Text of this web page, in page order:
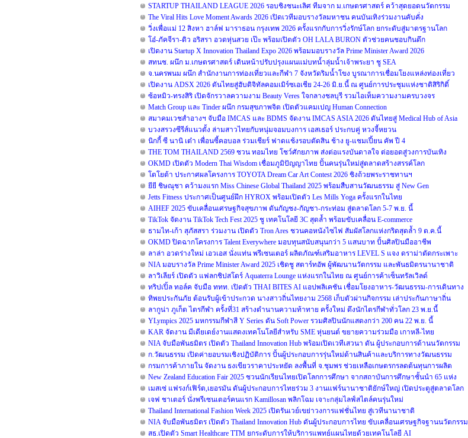
STARTUP THAILAND LEAGUE 2026 รอบชิงชนะเลิศ ทีมจาก ม.เกษตรศาสตร์ คว้าสุดยอดนวัตกรรม
The Viral Hits Love Moment Awards 2026 เปิดเวทีมอบรางวัลมหาชน คนบันเทิงร่วมงานคับคั่ง
วิ่งเพื่อแม่ 12 สิงหา ฮาล์ฟ มาราธอน กรุงเทพ 2026 ครั้งแรกกับการวิ่งรักษ์โลก ยกระดับสู่มาตรฐานโลก
โอ๋-ภัคจีรา-ดิว อริสรา อวดหุ่นสวย เป๊ะ พร้อมเปิดตัว OH LALA BURON ตัวช่วยคนชอบกินดึก
เปิดงาน Startup X Innovation Thailand Expo 2026 พร้อมมอบรางวัล Prime Minister Award 2026
สทนช. ผนึก ม.เกษตรศาสตร์ เดินหน้าปรับปรุงแผนแม่บทน้ำลุ่มน้ำเจ้าพระยา ชู SEA
จ.นครพนม ผนึก สำนักงานการท่องเที่ยวและกีฬา 7 จังหวัดริมน้ำโขง บูรณาการเชื่อมโยงแหล่งท่องเที่ยว
เปิดงาน ADSX 2026 ดันไทยสู่ฮับดิจิทัลคอมเมิร์ซเอเชีย 24-26 มิ.ย.นี้ ณ ศูนย์การประชุมแห่งชาติสิริกิติ์
ซ้อหมิว-ทรงสิริ เปิดจักรวาลความงาม Beauty Veres ใจกลางชลบุรี รวมไอเท็มความงามครบวงจร
Match Group และ Tinder ผนึก กรมสุขภาพจิต เปิดตัวแคมเปญ Human Connection
สมาคมเวชสำอางฯ จับมือ IMCAS และ BDMS จัดงาน IMCAS ASIA 2026 ดันไทยสู่ Medical Hub of Asia
บวงสรวงซีรีส์แนวตั้ง ล่ามสาวไทยกับหนุ่มจอมบงการ เอสเธอร์ ประกบคู่ หวงจี้หยวน
นิกกี้ ซี นานิ เต๋า เพื่อนซี้คอบอล ร่วมเชียร์ ฟาดแช้งรอบตัดสิน ช้าง ยู-แชมเปี้ยน คัพ ปี 4
THE TOM THAILAND 2569 ชวน ทอมไทย โชว์ศักยภาพ ส่งต่อแรงบันดาลใจ ต่อยอดสู่วงการบันเทิง
OKMD เปิดตัว Modern Thai Wisdom เชื่อมภูมิปัญญาไทย ปั้นคนรุ่นใหม่สู่ตลาดสร้างสรรค์โลก
โตโยต้า ประกาศผลโครงการ TOYOTA Dream Car Art Contest 2026 ชิงถ้วยพระราชทานฯ
ยียี ชิษณุชา คว้ามงแรก Miss Chinese Global Thailand 2025 พร้อมสืบสานวัฒนธรรม สู่ New Gen
Jetts Fitness ประกาศเป็นศูนย์ฝึก HYROX พร้อมเปิดตัว Les Mills Yoga ครั้งแรกในไทย
AIHEF 2025 ขับเคลื่อนเศรษฐกิจสุขภาพ ดันกัญชง-กัญชา-กระท่อม สู่ตลาดโลก 5-7 พ.ย. นี้
TikTok จัดงาน TikTok Tech Fest 2025 ชู เทคโนโลยี 3C สุดล้ำ พร้อมขับเคลื่อน E-commerce
ธามไท-เก้า สุภัสสรา ร่วมงาน เปิดตัว Tron Ares ชวนคอหนังไซไฟ สัมผัสโลกแห่งกริดสุดล้ำ 9 ต.ค.นี้
OKMD ปิดฉากโครงการ Talent Everywhere มอบทุนสนับสนุนกว่า 5 แสนบาท ปั้นศิลปินมืออาชีพ
ลาล่า อวดร่างใหม่ เอวเอส นั่งแท่น พรีเซนเตอร์ ผลิตภัณฑ์เสริมอาหาร LEVEL S แจง ดราม่าตัดกระเพาะ
NIA มอบรางวัล Prime Minister Award 2025 เชิดชู สตาร์ทอัพ ผู้พัฒนานวัตกรรม และพันธมิตรนานาชาติ
ลาวิเลียร์ เปิดตัว แฟลกชิปสโตร์ Aquaterra Lounge แห่งแรกในไทย ณ ศูนย์การค้าเซ็นทรัลเวิลด์
ทริปเปิ้ล ทอล์ค จับมือ ททท. เปิดตัว THAI BITES AI แอปพลิเคชัน เชื่อมโยงอาหาร-วัฒนธรรม-การเดินทาง
ทิพยประกันภัย ต้อนรับผู้เข้าประกวด นางสาวถิ่นไทยงาม 2568 เก็บตัวผ่านกิจกรรม เล่าประกันภาษาถิ่น
ลากูน่า ภูเก็ต ไตรกีฬา ครั้งที่31 สร้างตำนานความท้าทาย ครั้งใหม่ ดึงนักไตรกีฬาทั่วโลก 23 พ.ย.นี้
YLympics 2025 มหกรรมกีฬาสี Y Series ดัน Soft Power รวมศิลปินนักแสดงกว่า 200 คน 22 พ.ย. นี้
KAR จัดงาน มีเดียเดย์งานแสดงเทคโนโลยีสำหรับ SME หุ่นยนต์ ขยายความร่วมมือ เกาหลี-ไทย
NIA จับมือพันธมิตร เปิดตัว Thailand Innovation Hub พร้อมเปิดเวทีเสวนา ดัน ผู้ประกอบการด้านนวัตกรรม
ก.วัฒนธรรม เปิดค่ายอบรมเชิงปฏิบัติการ ปั้นผู้ประกอบการรุ่นใหม่ด้านสินค้าและบริการทางวัฒนธรรม
กรมการค้าภายใน จัดงาน ธงเขียวราคาประหยัด ลงพื้นที่ จ.ชุมพร ช่วยเหลือเกษตรกรลดต้นทุนการผลิต
New Zealand Education Fair 2025 ชวนนักเรียนไทยเปิดโลกการศึกษา จากสถาบันการศึกษาชั้นนำ 65 แห่ง
เมสเซ่ แฟรงก์เฟิร์ต,เยอรมัน ดันผู้ประกอบการไทยร่วม 3 งานแฟร์นานาชาติยักษ์ใหญ่ เปิดประตูสู่ตลาดโลก
เจฟ ชาเตอร์ นั่งพรีเซนเตอร์คนแรก Kamillosan พลิกโฉม เจาะกลุ่มไลฟ์สไตล์คนรุ่นใหม่
Thailand International Fashion Week 2025 เปิดรันเวย์เขย่าวงการแฟชั่นไทย สู่เวทีนานาชาติ
NIA จับมือพันธมิตร เปิดตัว Thailand Innovation Hub ดันผู้ประกอบการไทย ขับเคลื่อนเศรษฐกิจฐานนวัตกรรม
สธ.เปิดตัว Smart Healthcare TTM ยกระดับการให้บริการแพทย์แผนไทยด้วยเทคโนโลยี AI